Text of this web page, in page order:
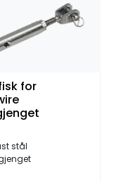
for
stål